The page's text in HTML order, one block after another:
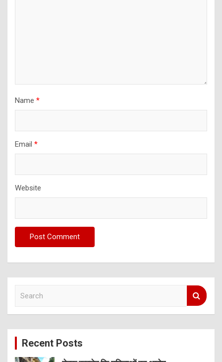
Name *
Email *
Website
c
Recent Posts